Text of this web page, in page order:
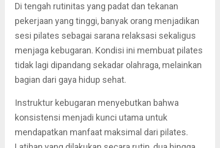
Di tengah rutinitas yang padat dan tekanan
pekerjaan yang tinggi, banyak orang menjadikan
sesi pilates sebagai sarana relaksasi sekaligus
menjaga kebugaran. Kondisi ini membuat pilates
tidak lagi dipandang sekadar olahraga, melainkan
bagian dari gaya hidup sehat.
Instruktur kebugaran menyebutkan bahwa
konsistensi menjadi kunci utama untuk
mendapatkan manfaat maksimal dari pilates.